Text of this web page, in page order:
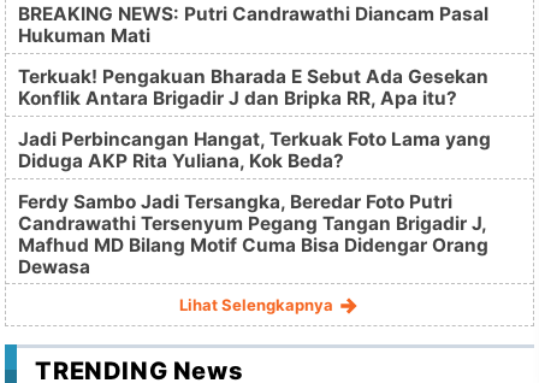
BREAKING NEWS: Putri Candrawathi Diancam Pasal
Hukuman Mati
Terkuak! Pengakuan Bharada E Sebut Ada Gesekan
Konflik Antara Brigadir J dan Bripka RR, Apa itu?
Jadi Perbincangan Hangat, Terkuak Foto Lama yang
Diduga AKP Rita Yuliana, Kok Beda?
Ferdy Sambo Jadi Tersangka, Beredar Foto Putri
Candrawathi Tersenyum Pegang Tangan Brigadir J,
Mafhud MD Bilang Motif Cuma Bisa Didengar Orang
Dewasa
Lihat Selengkapnya
TRENDING News